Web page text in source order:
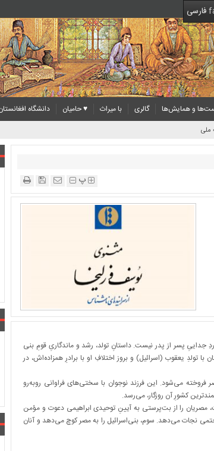
فارسی
و همایش‌ها گالری با میراث ♥ حامیان
دانشگاه
ملی
پ
جداییِ پسر از پدر نیست. داستانِ تولد، رشد و ماندگاریِ قومِ بنی
یعقوب (اسرائیل) و بروز اختلافِ او با برادرِ همزاده‌اش، در
فروخته می‌شود. این فرزند نوجوان با سختی‌های فراوانی روبه‌رو
کشورِ آن روزگار، می‌رسد.
مصریان را از بت‌پرستی به آیینِ توحیدی ابراهیمی دعوت و مؤمن
نجات می‌دهد. سوم، بنی‌اسرائیل را به مصر کوچ می‌دهد و آنان